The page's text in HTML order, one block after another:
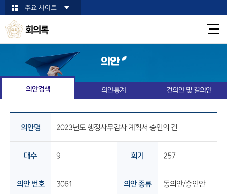
본문바로가기주요 사이트
회의록
의안
의안검색 의안통계 건의안 및 결의안
의안명 2023년도 행정사무감사 계획서 승인의 건
대수 9 회기 257
의안 번호 3061 의안 종류 동의안/승인안